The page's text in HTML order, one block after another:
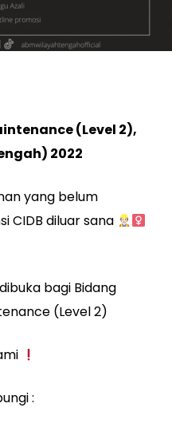
(Level 2),
2022
yang belum
CIDB diluar sana
bagi Bidang
(Level 2)
: